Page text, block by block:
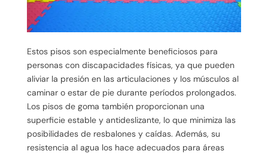
Estos pisos son especialmente beneficiosos para
personas con discapacidades físicas, ya que pueden
aliviar la presión en las articulaciones y los músculos al
caminar o estar de pie durante períodos prolongados.
Los pisos de goma también proporcionan una
superficie estable y antideslizante, lo que minimiza las
posibilidades de resbalones y caídas. Además, su
resistencia al agua los hace adecuados para áreas